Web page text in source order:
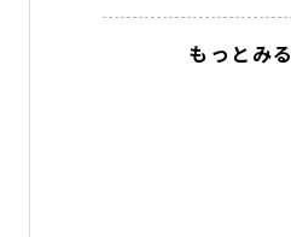
2021(261)もっとみる